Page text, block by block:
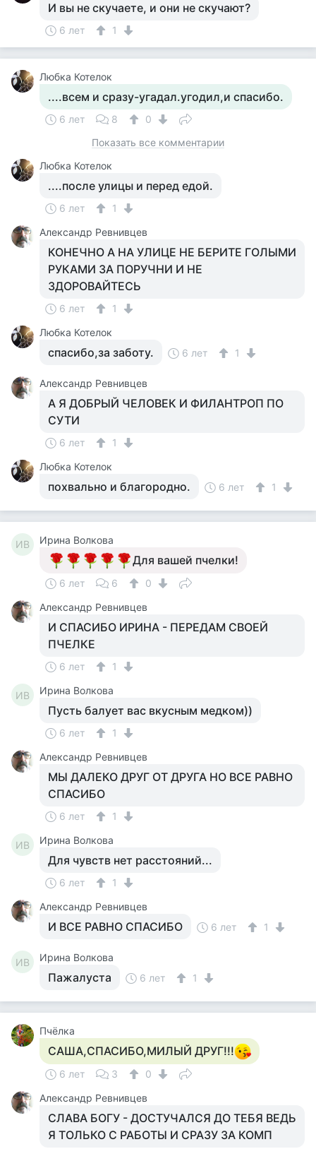
И вы не скучаете, и они не скучают?
6 лет 1
Любка Котелок
....всем и сразу-угадал.угодил,и спасибо.
6 лет 8
0
Показать все комментарии
Любка Котелок
....после улицы и перед едой.
6 лет
1
Александр Ревнивцев
КОНЕЧНО А НА УЛИЦЕ НЕ БЕРИТЕ ГОЛЫМИ
РУКАМИ ЗА ПОРУЧНИ И НЕ
ЗДОРОВАЙТЕСЬ
6 лет
1
Любка Котелок
спасибо,за заботу. 6 лет 1
Александр Ревнивцев
А Я ДОБРЫЙ ЧЕЛОВЕК И ФИЛАНТРОП ПО
СУТИ
6 лет
1
Любка Котелок
похвально и благородно. 6 лет 1
ИВ Ирина Волкова
Для вашей пчелки!
6 лет 6
0
Александр Ревнивцев
И СПАСИБО ИРИНА - ПЕРЕДАМ СВОЕЙ
ПЧЕЛКЕ
6 лет 1
ИВ Ирина Волкова
Пусть балует вас вкусным медком))
6 лет
1
Александр Ревнивцев
МЫ ДАЛЕКО ДРУГ ОТ ДРУГА НО ВСЕ РАВНО
СПАСИБО
6 лет 1
ИВ Ирина Волкова
Для чувств нет расстояний...
6 лет
1
Александр Ревнивцев
И ВСЕ РАВНО СПАСИБО 6 лет 1
ИВ Ирина Волкова
Пажалуста 6 лет 1
Пчёлка
САША,СПАСИБО,МИЛЫЙ ДРУГ!!!
6 лет 3
0
Александр Ревнивцев
СЛАВА БОГУ - ДОСТУЧАЛСЯ ДО ТЕБЯ ВЕДЬ
Я ТОЛЬКО С РАБОТЫ И СРАЗУ ЗА КОМП